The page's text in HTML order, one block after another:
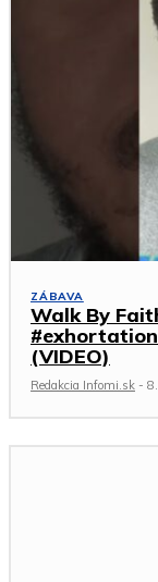
ZÁBAVA
Walk By
(VIDEO)
Redakcia Infomi.sk -